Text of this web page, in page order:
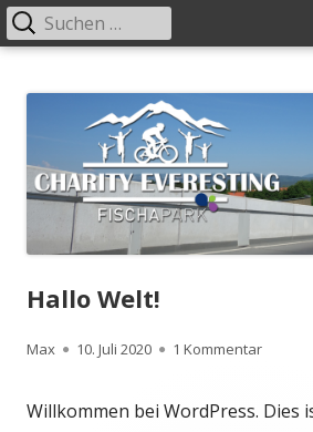
zum
Primäres
Suchen
nach:
Hallo Welt!
Autor
Max
Veröffentlicht
10. Juli 2020 1 Kommentar
Willkommen bei WordPress. Dies